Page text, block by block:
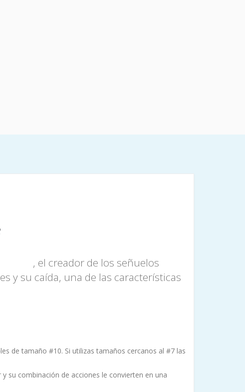
, el creador de los señuelos
y su caída, una de las características
de tamaño #10. Si utilizas tamaños cercanos al #7 las
su combinación de acciones le convierten en una